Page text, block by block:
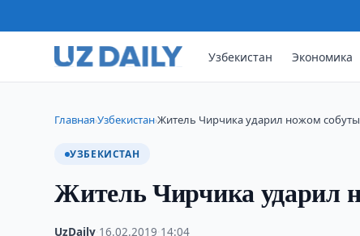
Узбекистан Экономика
Главная›Узбекистан›Житель Чирчика ударил ножом
УЗБЕКИСТАН
Житель Чирчика ударил
UzDaily 16.02.2019 14:04